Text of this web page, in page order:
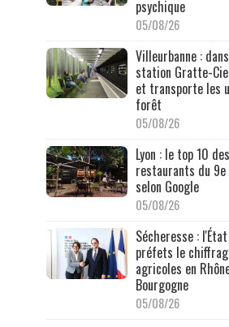
psychique
05/08/26
Villeurbanne :
station Gratte-
et transporte les
forêt
05/08/26
Lyon : le top 10
restaurants du
selon Google
05/08/26
Sécheresse :
préfets le
agricoles en
Bourgogne
05/08/26